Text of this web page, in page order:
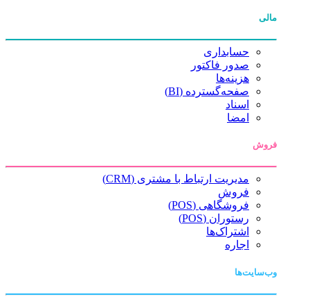
مالی
حسابداری
صدور فاکتور
هزینه‌ها
صفحه‌گسترده (BI)
اسناد
امضا
فروش
مدیریت ارتباط با مشتری (CRM)
فروش
فروشگاهی (POS)
رستوران (POS)
اشتراک‌ها
اجاره
وب‌سایت‌ها